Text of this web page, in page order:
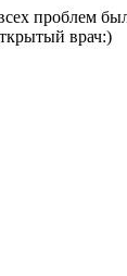
проблем
врач:)